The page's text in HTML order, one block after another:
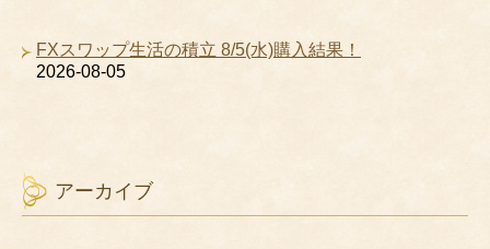
FXスワップ生活の積立 8/5(水)購入結果！
2026-08-05
アーカイブ